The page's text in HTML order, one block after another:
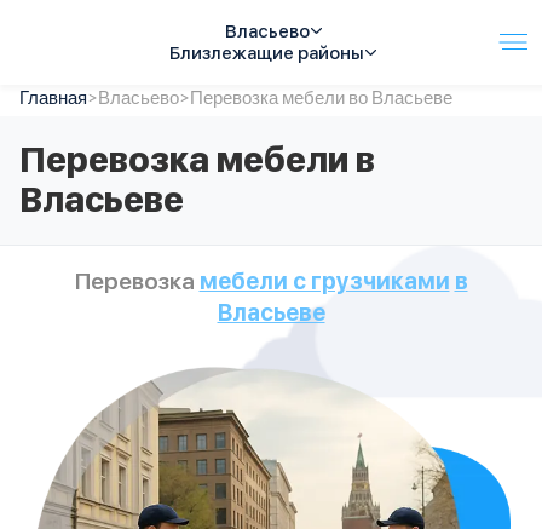
Власьево
Близлежащие районы
Услуги
Автопарк
Тарифы
Акции
Контакты
Главная>Власьево>Перевозка мебели во Власьеве
Перевозка мебели в
Власьеве
Перевозка мебели с грузчиками в
Власьеве